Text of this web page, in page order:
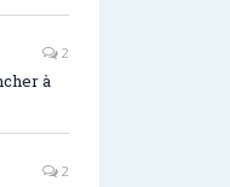
2
à
2